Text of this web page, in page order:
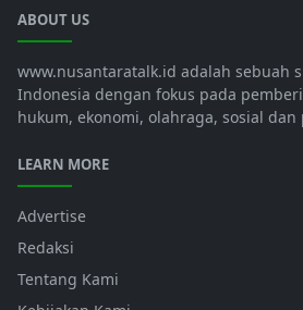
ABOUT US
www.nusantaratalk.id adalah sebuah
Indonesia dengan fokus pada
hukum, ekonomi, olahraga, sosial
LEARN MORE
Advertise
Redaksi
Tentang Kami